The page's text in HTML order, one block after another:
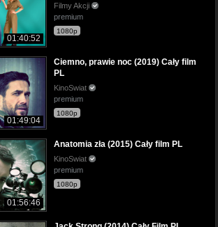
01:40:52
Filmy Akcji
premium
1080p
01:49:04
Ciemno, prawie noc (2019) Cały film
PL
KinoSwiat
premium
1080p
01:56:46
Anatomia zła (2015) Cały film PL
KinoSwiat
premium
1080p